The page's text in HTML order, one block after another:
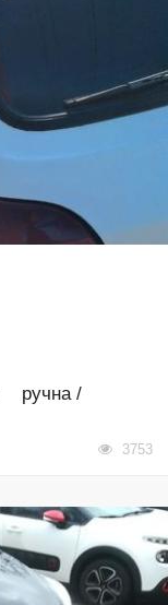
ручна /
3753